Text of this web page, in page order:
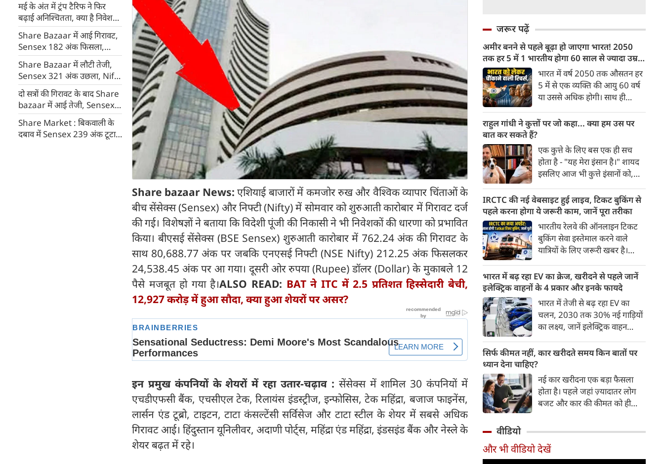
मई के अंत में ट्रंप टैरिफ ने फिर
बढ़ाई अनिश्चितता, क्या है निवेशकों
को जून से उम्मीद?
Share Bazaar में आई गिरावट,
Sensex 182 अंक फिसला,
Nifty भी टूटा
Share Bazaar में लौटी तेजी,
Sensex 321 अंक उछला, Nifty
भी चढ़ा
दो सत्रों की गिरावट के बाद Share
bazaar में आई तेजी, Sensex
505 और Nifty 137 अंक ऊपर
चढ़ा
Share Market : बिकवाली के
दबाव में Sensex 239 अंक टूटा,
Share bazaar News:एशियाई बाजारों में कमजोर रुख और वैश्विक व्यापार चिंताओं के
बीच सेंसेक्स (Sensex) और निफ्टी (Nifty) में सोमवार को शुरुआती कारोबार में गिरावट दर्ज
की गई। विशेषज्ञों ने बताया कि विदेशी पूंजी की निकासी ने भी निवेशकों की धारणा को प्रभावित
किया। बीएसई सेंसेक्स (BSE Sensex) शुरुआती कारोबार में 762.24 अंक की गिरावट के
साथ 80,688.77 अंक पर जबकि एनएसई निफ्टी (NSE Nifty) 212.25 अंक फिसलकर
24,538.45 अंक पर आ गया। दूसरी ओर रुपया (Rupee) डॉलर (Dollar) के मुकाबले 12
पैसे मजबूत हो गया है।ALSO READ: BAT ने ITC में 2.5 प्रतिशत हिस्सेदारी बेची,
12,927 करोड़ में हुआ सौदा, क्या हुआ शेयरों पर असर?
इन प्रमुख कंपनियों के शेयरों में रहा उतार-चढ़ाव : सेंसेक्स में शामिल 30 कंपनियों में
एचडीएफसी बैंक, एचसीएल टेक, रिलायंस इंडस्ट्रीज, इन्फोसिस, टेक महिंद्रा, बजाज फाइनेंस,
लार्सन एंड टूब्रो, टाइटन, टाटा कंसल्टेंसी सर्विसेज और टाटा स्टील के शेयर में सबसे अधिक
गिरावट आई। हिंदुस्तान यूनिलीवर, अदाणी पोर्ट्स, महिंद्रा एंड महिंद्रा, इंडसइंड बैंक और नेस्ले के
शेयर बढ़त में रहे।
जरूर पढ़ें
अमीर बनने से पहले बूढ़ा हो जाएगा भारत! 2050
तक हर 5 में 1 भारतीय होगा 60 साल से ज्यादा उम्र
का
भारत में वर्ष 2050 तक औसतन हर
5 में से एक व्यक्ति की आयु 60 वर्ष
या उससे अधिक होगी। साथ ही
भारत में रहेंगे। ‘ट्रांसफॉर्म रूरल
अनुसार भारत विकसित देशों के
विपरीत समृद्ध बनने से पहले ही वृद्ध
होती आबादी वाले देश की श्रेणी में
पहुंच रहा है।
राहुल गांधी ने कुत्तों पर जो कहा... क्या हम उस पर
बात कर सकते हैं?
एक कुत्ते के लिए बस एक ही सच
होता है - "यह मेरा इंसान है।" शायद
इसलिए आज भी कुत्ते इंसानों को,
भू-राजनीति से लेकर कृत्रिम
बुद्धिमत्ता, जलवायु परिवर्तन से लेकर
क्रिकेट तक हर विषय पर बहस कर
सकते हैं, तो उस जीव पर भी एक
गंभीर चर्चा बनती है जिसने किसी भी
सभ्यता से पहले इंसान का साथ चुना
था। दुर्भाग्य यह है कि आज कुत्तों के
बारे में हमारी राय पशु-चिकित्सकों,
व्यवहार वैज्ञानिकों या विशेषज्ञों से
कम... और व्हाट्सऐप यूनिवर्सिटी से
ज़्यादा बनती है।
IRCTC की नई वेबसाइट हुई लाइव, टिकट बुकिंग से
पहले करना होगा ये जरूरी काम, जानें पूरा तरीका
भारतीय रेलवे की ऑनलाइन टिकट
बुकिंग सेवा इस्तेमाल करने वाले
यात्रियों के लिए जरूरी खबर है।
वेबसाइट का बीटा वर्जन लॉन्च कर
दिया है। करीब 24 साल पुराने
इंटरफेस के बाद वेबसाइट को नए
डिजाइन और कई नए फीचर्स के साथ
अपडेट किया गया है।
भारत में बढ़ रहा EV का क्रेज, खरीदने से पहले जानें
इलेक्ट्रिक वाहनों के 4 प्रकार और इनके फायदे
भारत में तेजी से बढ़ रहा EV का
चलन, 2030 तक 30% नई गाड़ियों
का लक्ष्य, जानें इलेक्ट्रिक वाहन
200 अरब रुपए का मौका
सिर्फ कीमत नहीं, कार खरीदते समय किन बातों पर
ध्यान देना चाहिए?
नई कार खरीदना एक बड़ा फैसला
होता है। पहले जहां ज़्यादातर लोग
बजट और कार की कीमत को ही
खरीदते समय किन बातों पर ध्यान
वीडियो
और भी वीडियो देखें